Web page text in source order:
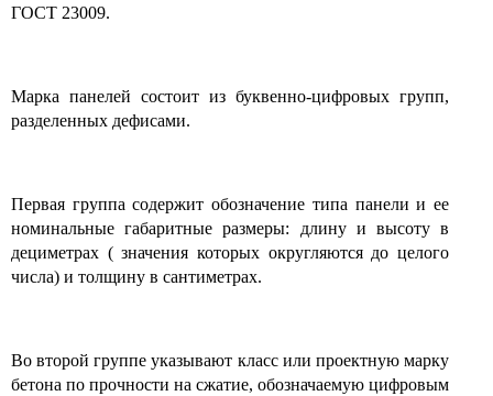
ГОСТ 23009.
Марка панелей состоит из буквенно-цифровых групп,
разделенных дефисами.
Первая группа содержит обозначение типа панели и ее
номинальные габаритные размеры: длину и высоту в
дециметрах ( значения которых округляются до целого
числа) и толщину в сантиметрах.
Во второй группе указывают класс или проектную марку
бетона по прочности на сжатие, обозначаемую цифровым